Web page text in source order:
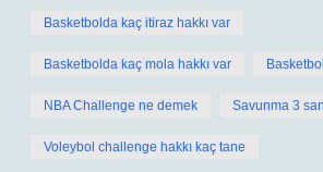
Basketbolda kaç itiraz hakkı var
Basketbolda kaç mola hakkı var
NBA Challenge ne demek Savunma 3
Voleybol challenge hakkı kaç tane